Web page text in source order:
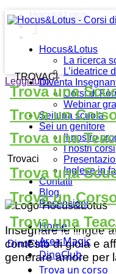
Hocus&Lotus
La ricerca
L’ideatrice
Diventa
Corsi di
Webinar
Sei una scuola
Sei un genitore
Il nostro
I nostri corsi
Inglese in
Contatti
Blog
Recensioni
Home
Area Magic
DinoClub
Trova un corso
TROVACI
Trova una
Trova un
Trova una
Trovaci
Trova una
Trova un
Trova una
DinoClub
Hocus&Lotus
Leggi tutto""
Insegnare le lingue
contesto di gioia e
generare amore per